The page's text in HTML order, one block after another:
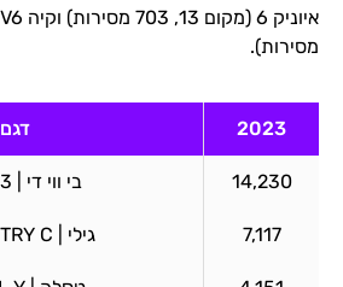
מסירות).
2023 דגם
14,230 בי ווי די | ATTO 3
7,117 גילי | GEOMETRY C